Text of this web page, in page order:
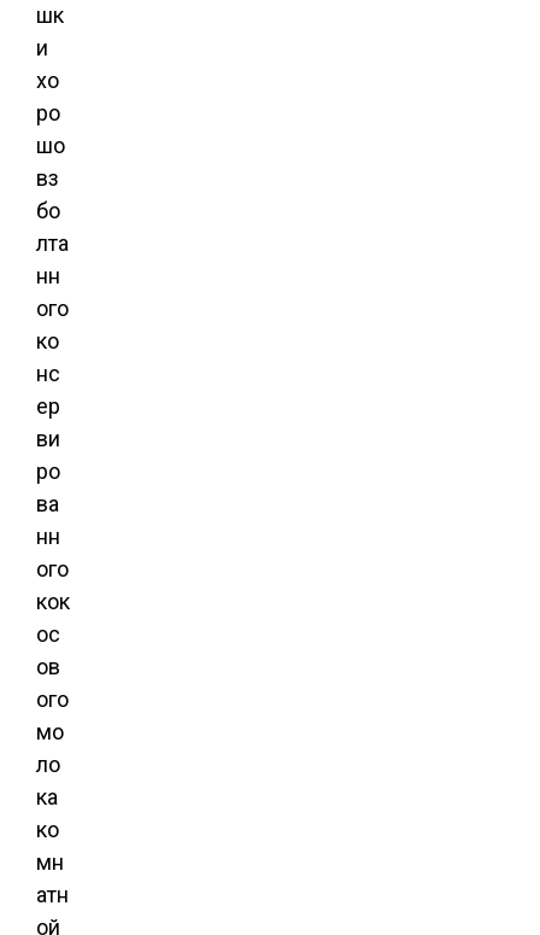
шк
и
хо
ро
шо
вз
бо
лта
нн
ого
ко
нс
ер
ви
ро
ва
нн
ого
кок
ос
ов
ого
мо
ло
ка
ко
мн
атн
ой